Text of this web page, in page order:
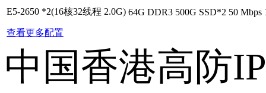
E5-2650 *2(16核32线程 2.0G) 64G DDR3 500G SSD*2 50 Mbps
查看更多配置
中国香港高防IP